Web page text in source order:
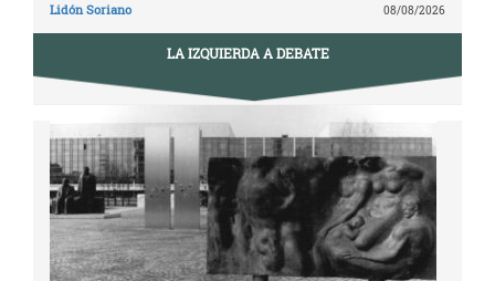
Lidón Soriano 08/08/2026
LA IZQUIERDA A DEBATE